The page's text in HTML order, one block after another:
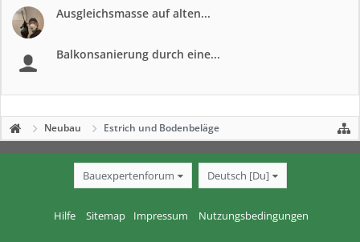
Ausgleichsmasse auf alten...
Balkonsanierung durch eine...
Neubau Estrich und Bodenbeläge
Bauexpertenforum Deutsch [Du]
Hilfe Sitemap Impressum Nutzungsbedingungen